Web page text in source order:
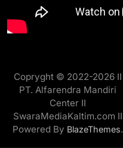
Copryght © 2022-2026 II
PT. Alfarendra Mandiri
Center II
SwaraMediaKaltim.com II
Powered By BlazeThemes.